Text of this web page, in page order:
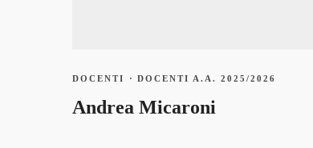
DOCENTI · DOCENTI A.A. 2025/2026
Andrea Micaroni